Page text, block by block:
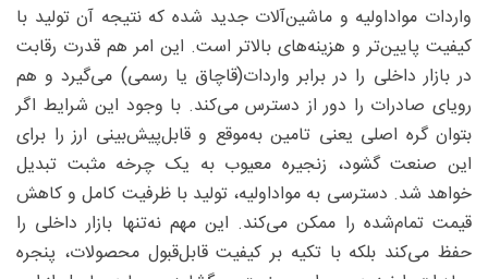
واردات مواداولیه و ماشین‌آلات جدید شده که نتیجه آن تولید با
کیفیت پایین‌تر و هزینه‌های بالاتر است. این امر هم قدرت رقابت
در بازار داخلی را در برابر واردات(قاچاق یا رسمی) می‌گیرد و هم
رویای صادرات را دور از دسترس می‌کند. با وجود این شرایط اگر
بتوان گره اصلی یعنی تامین به‌موقع و قابل‌پیش‌بینی ارز را برای
این صنعت گشود، زنجیره معیوب به یک چرخه‌ مثبت تبدیل
خواهد شد. دسترسی به مواداولیه، تولید با ظرفیت کامل و کاهش
قیمت تمام‌شده را ممکن می‌کند. این مهم نه‌تنها بازار داخلی را
حفظ می‌کند بلکه با تکیه بر کیفیت قابل‌قبول محصولات، پنجره‌